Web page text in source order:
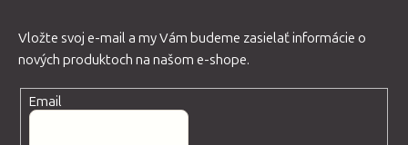
Vložte svoj e-mail a my Vám budeme zasielať informácie o
nových produktoch na našom e-shope.
Email